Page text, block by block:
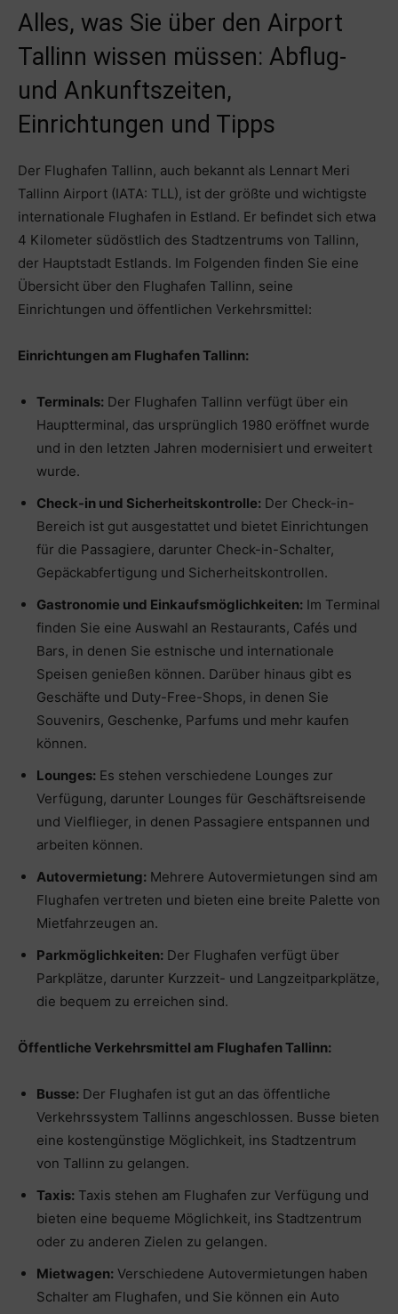
Alles, was Sie über den Airport
Tallinn wissen müssen: Abflug-
und Ankunftszeiten,
Einrichtungen und Tipps
Der Flughafen Tallinn, auch bekannt als Lennart Meri
Tallinn Airport (IATA: TLL), ist der größte und wichtigste
internationale Flughafen in Estland. Er befindet sich etwa
4 Kilometer südöstlich des Stadtzentrums von Tallinn,
der Hauptstadt Estlands. Im Folgenden finden Sie eine
Übersicht über den Flughafen Tallinn, seine
Einrichtungen und öffentlichen Verkehrsmittel:
Einrichtungen am Flughafen Tallinn:
Terminals: Der Flughafen Tallinn verfügt über ein
Hauptterminal, das ursprünglich 1980 eröffnet wurde
und in den letzten Jahren modernisiert und erweitert
wurde.
Check-in und Sicherheitskontrolle: Der Check-in-
Bereich ist gut ausgestattet und bietet Einrichtungen
für die Passagiere, darunter Check-in-Schalter,
Gepäckabfertigung und Sicherheitskontrollen.
Gastronomie und Einkaufsmöglichkeiten: Im Terminal
finden Sie eine Auswahl an Restaurants, Cafés und
Bars, in denen Sie estnische und internationale
Speisen genießen können. Darüber hinaus gibt es
Geschäfte und Duty-Free-Shops, in denen Sie
Souvenirs, Geschenke, Parfums und mehr kaufen
können.
Lounges: Es stehen verschiedene Lounges zur
Verfügung, darunter Lounges für Geschäftsreisende
und Vielflieger, in denen Passagiere entspannen und
arbeiten können.
Autovermietung: Mehrere Autovermietungen sind am
Flughafen vertreten und bieten eine breite Palette von
Mietfahrzeugen an.
Parkmöglichkeiten: Der Flughafen verfügt über
Parkplätze, darunter Kurzzeit- und Langzeitparkplätze,
die bequem zu erreichen sind.
Öffentliche Verkehrsmittel am Flughafen Tallinn:
Busse: Der Flughafen ist gut an das öffentliche
Verkehrssystem Tallinns angeschlossen. Busse bieten
eine kostengünstige Möglichkeit, ins Stadtzentrum
von Tallinn zu gelangen.
Taxis: Taxis stehen am Flughafen zur Verfügung und
bieten eine bequeme Möglichkeit, ins Stadtzentrum
oder zu anderen Zielen zu gelangen.
Mietwagen: Verschiedene Autovermietungen haben
Schalter am Flughafen, und Sie können ein Auto